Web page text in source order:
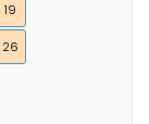
19
26